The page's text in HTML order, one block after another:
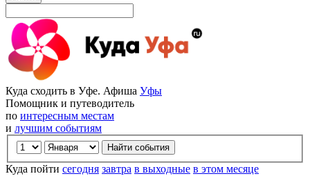
Куда сходить в Уфе. Афиша Уфы
Помощник и путеводитель
по интересным местам
и лучшим событиям
Куда пойти сегодня завтра в выходные в этом месяце